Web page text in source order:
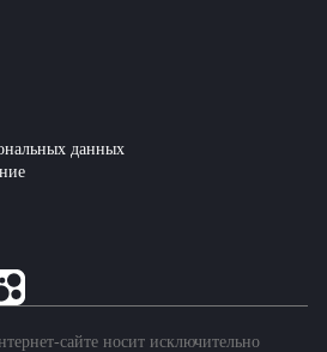
данных
сайте носит исключительно